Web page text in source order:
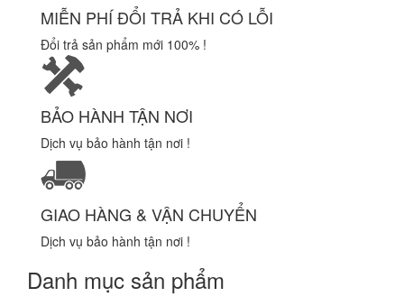
MIỄN PHÍ ĐỔI TRẢ KHI CÓ LỖI
Đổi trả sản phẩm mới 100% !
BẢO HÀNH TẬN NƠI
Dịch vụ bảo hành tận nơi !
GIAO HÀNG & VẬN CHUYỂN
Dịch vụ bảo hành tận nơi !
Danh mục sản phẩm